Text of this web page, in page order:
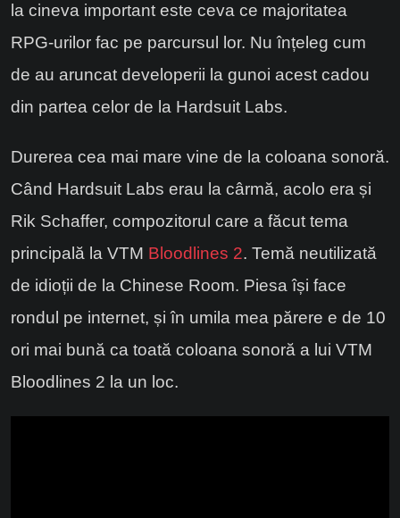
la cineva important este ceva ce majoritatea
RPG-urilor fac pe parcursul lor. Nu înțeleg cum
de au aruncat developerii la gunoi acest cadou
din partea celor de la Hardsuit Labs.
Durerea cea mai mare vine de la coloana sonoră.
Când Hardsuit Labs erau la cârmă, acolo era și
Rik Schaffer, compozitorul care a făcut tema
principală la VTM Bloodlines 2. Temă neutilizată
de idioții de la Chinese Room. Piesa își face
rondul pe internet, și în umila mea părere e de 10
ori mai bună ca toată coloana sonoră a lui VTM
Bloodlines 2 la un loc.